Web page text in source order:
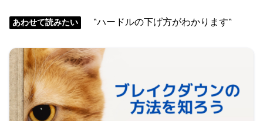
あわせて読みたい “ハードルの下げ方がわかります“